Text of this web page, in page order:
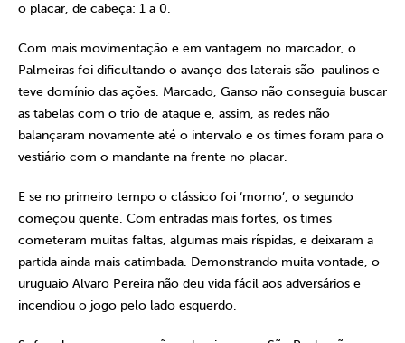
o placar, de cabeça: 1 a 0.
Com mais movimentação e em vantagem no marcador, o
Palmeiras foi dificultando o avanço dos laterais são-paulinos e
teve domínio das ações. Marcado, Ganso não conseguia buscar
as tabelas com o trio de ataque e, assim, as redes não
balançaram novamente até o intervalo e os times foram para o
vestiário com o mandante na frente no placar.
E se no primeiro tempo o clássico foi ‘morno’, o segundo
começou quente. Com entradas mais fortes, os times
cometeram muitas faltas, algumas mais ríspidas, e deixaram a
partida ainda mais catimbada. Demonstrando muita vontade, o
uruguaio Alvaro Pereira não deu vida fácil aos adversários e
incendiou o jogo pelo lado esquerdo.